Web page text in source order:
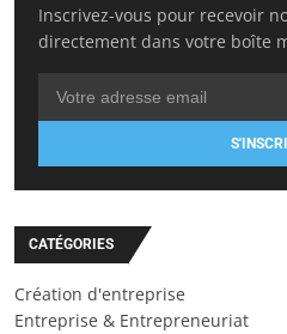
Inscrivez-vous pour recevoir
directement dans votre boîte
CATÉGORIES
Création d'entreprise
Entreprise & Entrepreneuriat